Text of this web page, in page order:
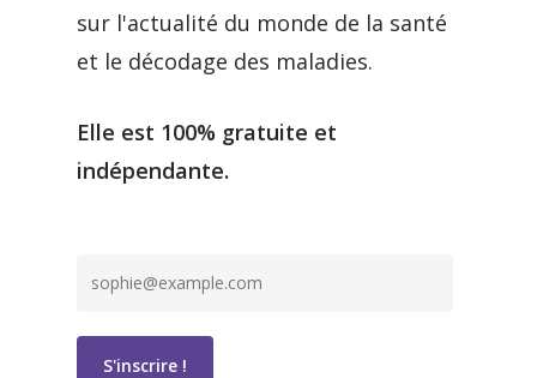
sur l'actualité du monde de la santé
et le décodage des maladies.
Elle est 100% gratuite et
indépendante.